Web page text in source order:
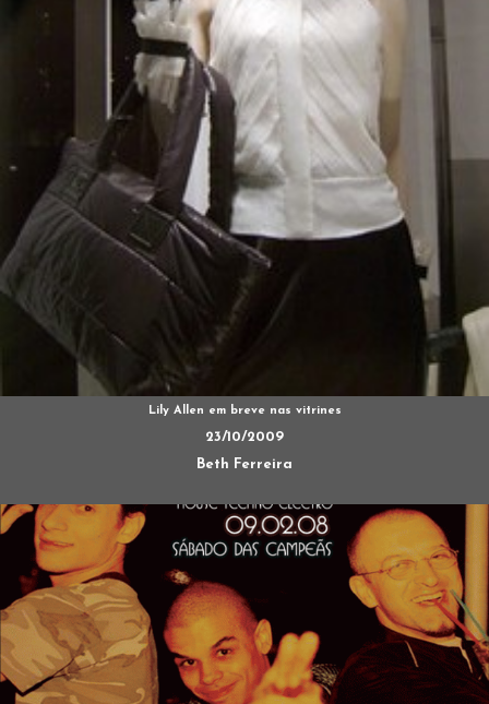
Lily Allen em breve nas vitrines
23/10/2009
Beth Ferreira